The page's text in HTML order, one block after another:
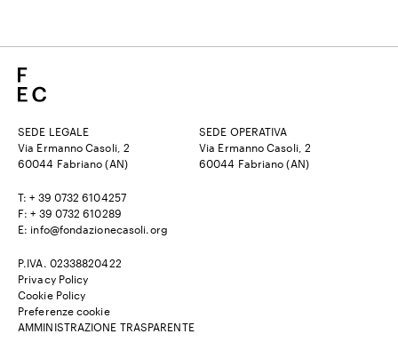
SEDE LEGALE
Via Ermanno Casoli, 2
60044 Fabriano (AN)
SEDE OPERATIVA
Via Ermanno Casoli, 2
60044 Fabriano (AN)
T: + 39 0732 6104257
F: + 39 0732 610289
E: info@fondazionecasoli.org
P.IVA. 02338820422
Privacy Policy
Cookie Policy
Preferenze cookie
AMMINISTRAZIONE TRASPARENTE